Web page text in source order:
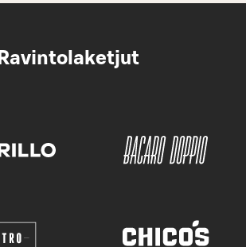
Ravintolaketjut